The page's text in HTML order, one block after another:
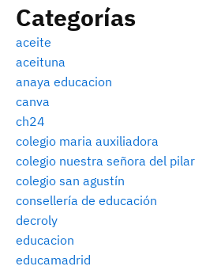
Categorías
aceite
aceituna
anaya educacion
canva
ch24
colegio maria auxiliadora
colegio nuestra señora del pilar
colegio san agustín
consellería de educación
decroly
educacion
educamadrid